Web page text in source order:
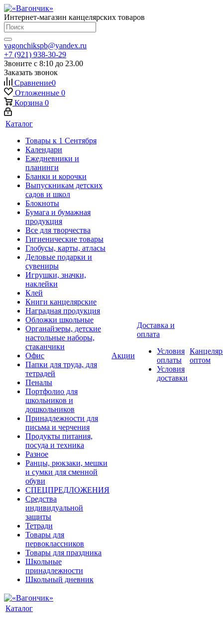
Интернет-магазин канцелярских товаров
vagonchikspb@yandex.ru
+7 (921) 938-30-29
Звоните с 8:10 до 23.00
Заказать звонок
Сравнение0
Отложенные 0
Корзина 0
Каталог
Товары к 1 Сентября
Календари
Ежедневники и
планинги
Бланки и корочки
Выпускникам детских
садов и школ
Блокноты
Бумага и бумажная
продукция
Все для творчества
Гигиенические товары
Глобусы, карты, атласы
Деловые подарки и
сувениры
Игрушки, значки,
наклейки
Клей
Книги канцелярские
Наградная продукция
Обложки школьные
Органайзеры, детские
настольные наборы,
стаканчики
Офис
Папки для труда, для
тетрадей
Пеналы
Портфолио для
школьников и
дошкольников
Принадлежности для
письма и черчения
Продукты питания,
посуда и техника
Разное
Ранцы, рюкзаки, мешки
и сумки для сменной
обуви
СПЕЦПРЕДЛОЖЕНИЯ
Средства
индивидуальной
защиты
Тетради
Товары для
первоклассников
Товары для праздника
Школьные
принадлежности
Школьный дневник
Акции
Доставка и
оплата
Условия
оплаты
Условия
доставки
оптом
Каталог